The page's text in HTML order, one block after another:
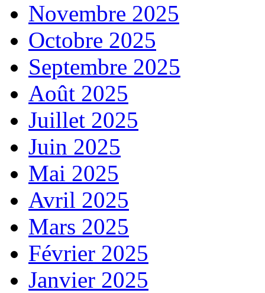
Novembre 2025
Octobre 2025
Septembre 2025
Août 2025
Juillet 2025
Juin 2025
Mai 2025
Avril 2025
Mars 2025
Février 2025
Janvier 2025